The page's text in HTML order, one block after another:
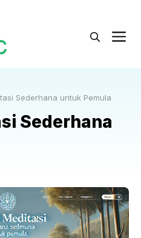
Sederhana untuk Pemula
Sederhana